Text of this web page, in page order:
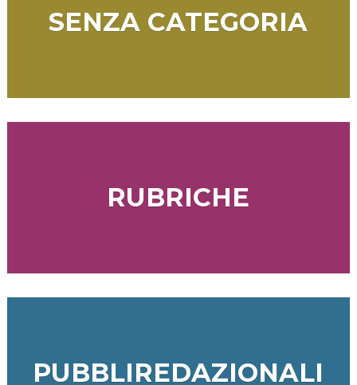
SENZA CATEGORIA
RUBRICHE
PUBBLIREDAZIONALI